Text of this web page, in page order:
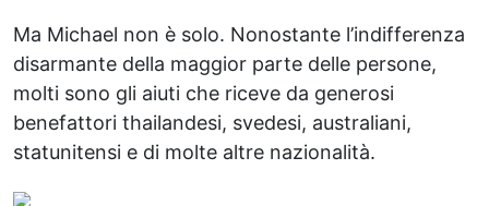
Ma Michael non è solo. Nonostante l’indifferenza
disarmante della maggior parte delle persone,
molti sono gli aiuti che riceve da generosi
benefattori thailandesi, svedesi, australiani,
statunitensi e di molte altre nazionalità.